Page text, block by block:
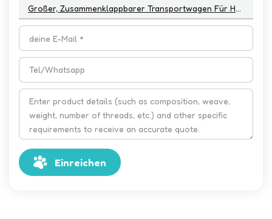
Großer, Zusammenklappbarer Transportwagen Für Hunde Und Katzen Mit 4 Rädern
Einreichen